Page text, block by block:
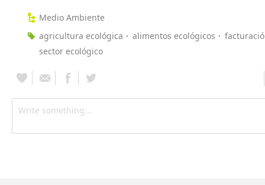
Medio Ambiente
agricultura ecológica
alimentos ecológicos
sector ecológico